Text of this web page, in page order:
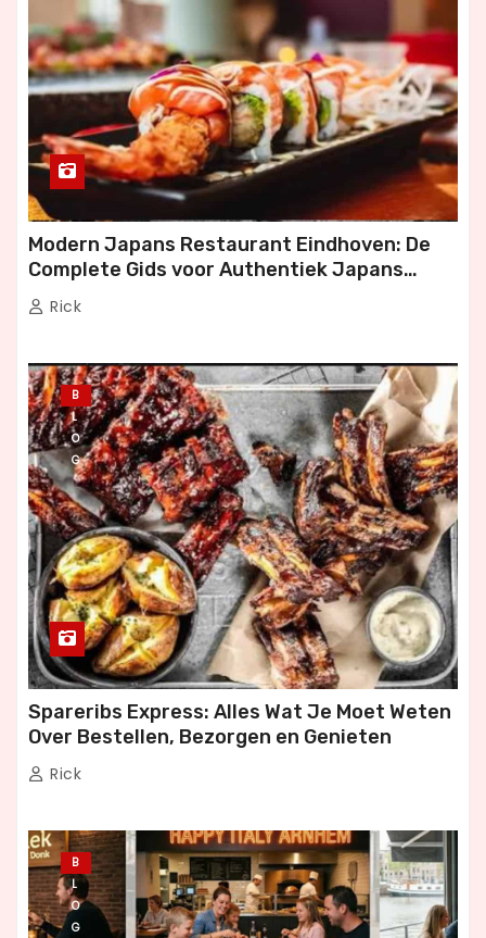
Modern Japans Restaurant Eindhoven: De
Complete Gids voor Authentiek Japans
Dineren
Rick
B
L
O
G
Spareribs Express: Alles Wat Je Moet Weten
Over Bestellen, Bezorgen en Genieten
Rick
B
L
O
G